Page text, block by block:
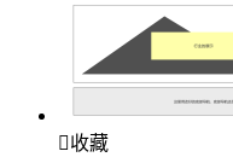
收藏